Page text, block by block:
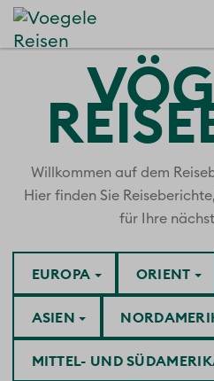
Willkommen auf dem
Hier finden Sie
für Ihre
ASIEN
EUROPA
MITTEL- UND
ORIENT